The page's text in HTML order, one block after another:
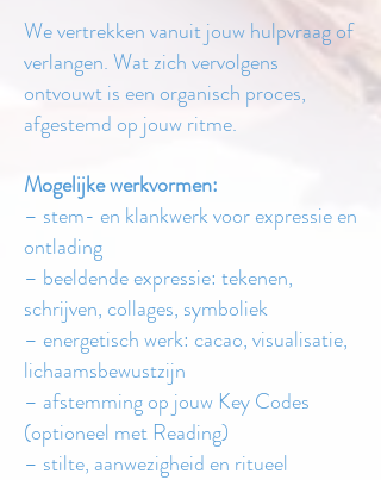
We vertrekken vanuit jouw hulpvraag of
verlangen. Wat zich vervolgens
ontvouwt is een organisch proces,
afgestemd op jouw ritme.
Mogelijke werkvormen:
– stem- en klankwerk voor expressie en
ontlading
– beeldende expressie: tekenen,
schrijven, collages, symboliek
– energetisch werk: cacao, visualisatie,
lichaamsbewustzijn
– afstemming op jouw Key Codes
(optioneel met Reading)
– stilte, aanwezigheid en ritueel